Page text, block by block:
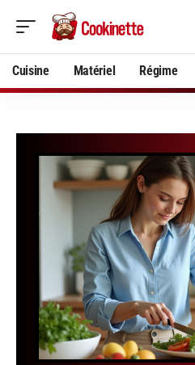
Cuisine Matériel Régime